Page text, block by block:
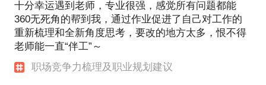
十分幸运遇到老师，专业很强，感觉所有问题都能
360无死角的帮到我，通过作业促进了自己对工作的
重新梳理和全新角度思考，要改的地方太多，恨不得
老师能一直“伴工”～
职场竞争力梳理及职业规划建议